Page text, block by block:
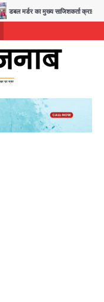
मुख्य साजिशकर्ता क्राइम ब्रांच के हत्थे